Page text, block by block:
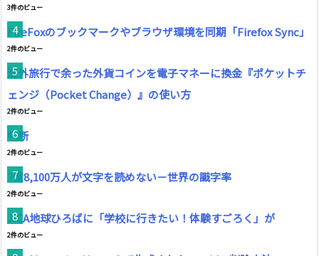
3件のビュー
FireFoxのブックマークやブラウザ環境を同期「Firefox Sync」
2件のビュー
海外旅行で余った外貨コインを電子マネーに換金『ポケットチ
ェンジ（Pocket Change）』の使い方
2件のビュー
判断
2件のビュー
7億8,100万人が文字を読めない－世界の識字率
2件のビュー
JICA地球ひろばに「学校に行きたい！体験すごろく」が
2件のビュー